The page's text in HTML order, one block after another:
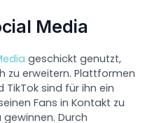
Media
geschickt genutzt,
zu erweitern. Plattformen
sind für ihn ein
Fans in Kontakt zu
Durch